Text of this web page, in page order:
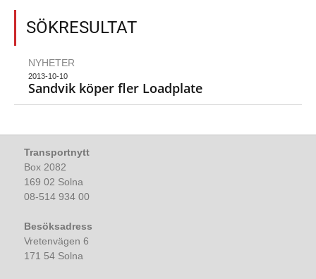
SÖKRESULTAT
NYHETER
2013-10-10
Sandvik köper fler Loadplate
Transportnytt
Box 2082
169 02 Solna
08-514 934 00
Besöksadress
Vretenvägen 6
171 54 Solna